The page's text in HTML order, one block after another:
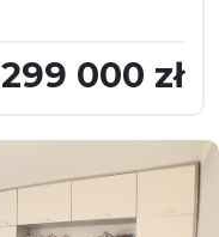
299 000 zł